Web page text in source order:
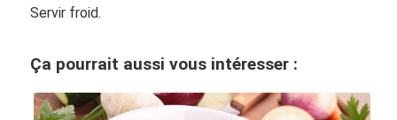
Servir froid.
Ça pourrait aussi vous intéresser :